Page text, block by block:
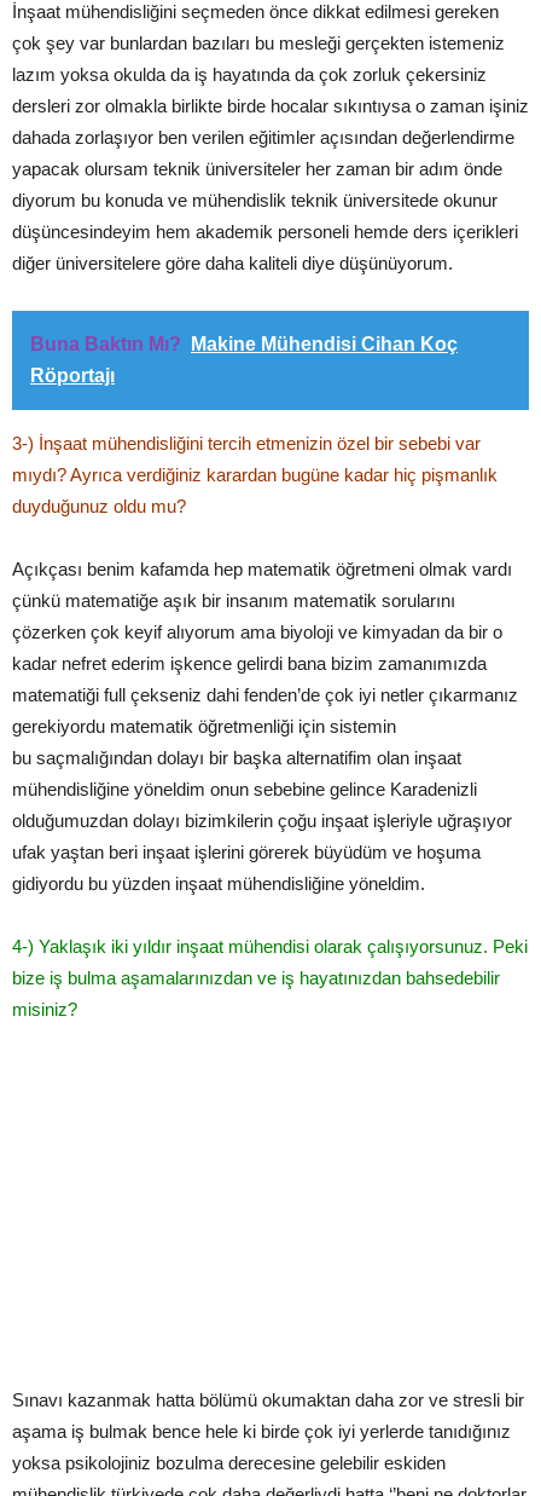
İnşaat mühendisliğini seçmeden önce dikkat edilmesi gereken
çok şey var bunlardan bazıları bu mesleği gerçekten istemeniz
lazım yoksa okulda da iş hayatında da çok zorluk çekersiniz
dersleri zor olmakla birlikte birde hocalar sıkıntıysa o zaman işiniz
dahada zorlaşıyor ben verilen eğitimler açısından değerlendirme
yapacak olursam teknik üniversiteler her zaman bir adım önde
diyorum bu konuda ve mühendislik teknik üniversitede okunur
düşüncesindeyim hem akademik personeli hemde ders içerikleri
diğer üniversitelere göre daha kaliteli diye düşünüyorum.
Buna Baktın Mı?
Makine Mühendisi Cihan Koç
Röportajı
3­-) İnşaat mühendisliğini tercih etmenizin özel bir sebebi var
mıydı? Ayrıca verdiğiniz karardan bugüne kadar hiç pişmanlık
duyduğunuz oldu mu?
Açıkçası benim kafamda hep matematik öğretmeni olmak vardı
çünkü matematiğe aşık bir insanım matematik sorularını
çözerken çok keyif alıyorum ama biyoloji ve kimyadan da bir o
kadar nefret ederim işkence gelirdi bana bizim zamanımızda
matematiği full çekseniz dahi fenden’de çok iyi netler çıkarmanız
gerekiyordu matematik öğretmenliği için sistemin
bu saçmalığından dolayı bir başka alternatifim olan inşaat
mühendisliğine yöneldim onun sebebine gelince Karadenizli
olduğumuzdan dolayı bizimkilerin çoğu inşaat işleriyle uğraşıyor
ufak yaştan beri inşaat işlerini görerek büyüdüm ve hoşuma
gidiyordu bu yüzden inşaat mühendisliğine yöneldim.
4­-) Yaklaşık iki yıldır inşaat mühendisi olarak çalışıyorsunuz. Peki
bize iş bulma aşamalarınızdan ve iş hayatınızdan bahsedebilir
misiniz?
Sınavı kazanmak hatta bölümü okumaktan daha zor ve stresli bir
aşama iş bulmak bence hele ki birde çok iyi yerlerde tanıdığınız
yoksa psikolojiniz bozulma derecesine gelebilir eskiden